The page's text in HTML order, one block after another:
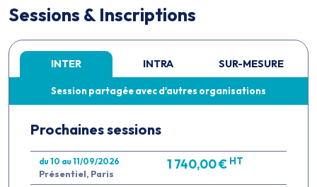
Sessions & Inscriptions
INTER INTRA SUR-MESURE
Session partagée avec d'autres organisations
Prochaines sessions
du 10 au 11/09/2026
Présentiel, Paris
1 740,00 € HT